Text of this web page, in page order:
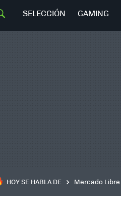
SELECCIÓN GAMING
HOY SE HABLA DE Mercado Libre